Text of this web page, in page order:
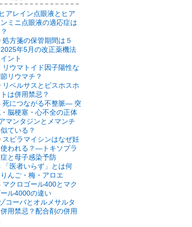
ヒアレイン点眼液とヒア
ミニ点眼液の適応症は
処方箋の保管期間は５
年5月の改正薬機法
ント
リウマトイド因子陽性な
リウマチ？
リベルサスとビスホスホ
は併用禁忌？
死につながる不整脈― 突
脳梗塞・心不全の正体
マンタジンとメマンチ
ている？
スピラマイシンはなぜ妊
われる？―トキソプラ
と母子感染予防
「医者いらず」とは何
んご・梅・アロエ
マクロゴール400とマク
ル4000の違い
コーバとオルメサルタ
用禁忌？配合剤の併用